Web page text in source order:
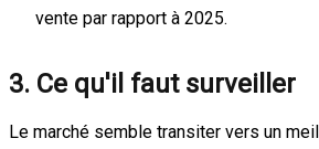
vente par rapport à 2025.
3. Ce qu'il faut surveiller
Le marché semble transiter vers un